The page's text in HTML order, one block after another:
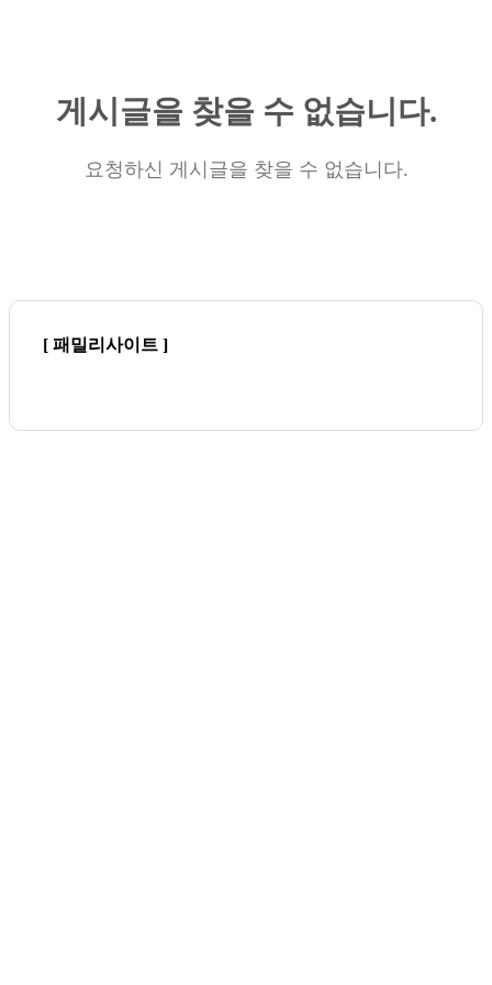
게시글을 찾을 수 없습니다.
요청하신 게시글을 찾을 수 없습니다.
[ 패밀리사이트 ]